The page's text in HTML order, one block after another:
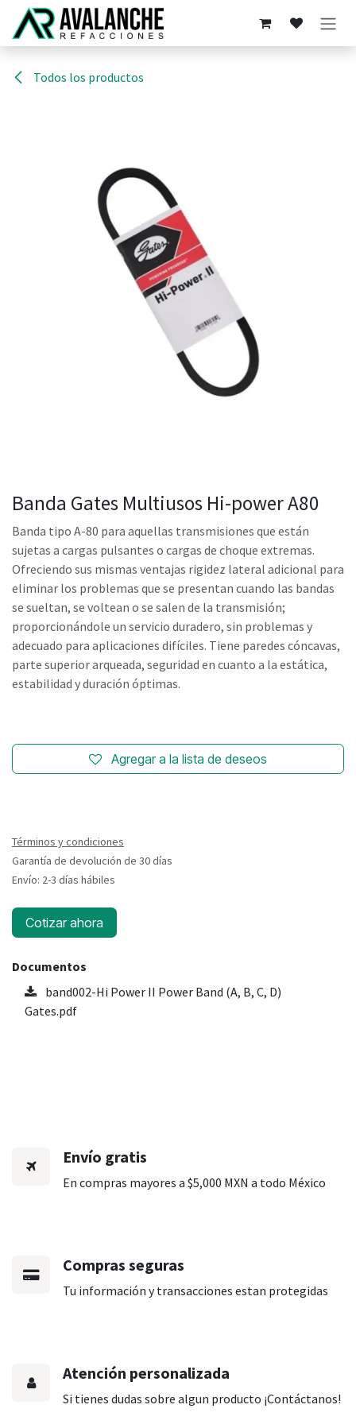
Ir al contenido
Todos los productos
Banda Gates Multiusos Hi-power A80
Banda tipo A-80 para aquellas transmisiones que están
sujetas a cargas pulsantes o cargas de choque extremas.
Ofreciendo sus mismas ventajas rigidez lateral adicional para
eliminar los problemas que se presentan cuando las bandas
se sueltan, se voltean o se salen de la transmisión;
proporcionándole un servicio duradero, sin problemas y
adecuado para aplicaciones difíciles. Tiene paredes cóncavas,
parte superior arqueada, seguridad en cuanto a la estática,
estabilidad y duración óptimas.
Agregar a la lista de deseos
Términos y condiciones
Garantía de devolución de 30 días
Envío: 2-3 días hábiles
Cotizar ahora
Documentos
band002-Hi Power II Power Band (A, B, C, D)
Gates.pdf
Envío gratis
En compras mayores a $5,000 MXN a todo México
Compras seguras
Tu información y transacciones estan protegidas
Atención personalizada
Si tienes dudas sobre algun producto ¡Contáctanos!